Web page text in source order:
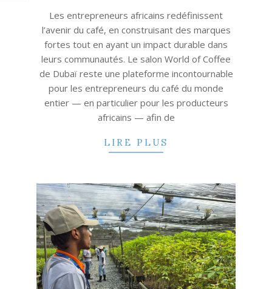
Les entrepreneurs africains redéfinissent
l’avenir du café, en construisant des marques
fortes tout en ayant un impact durable dans
leurs communautés. Le salon World of Coffee
de Dubaï reste une plateforme incontournable
pour les entrepreneurs du café du monde
entier — en particulier pour les producteurs
africains — afin de
LIRE PLUS